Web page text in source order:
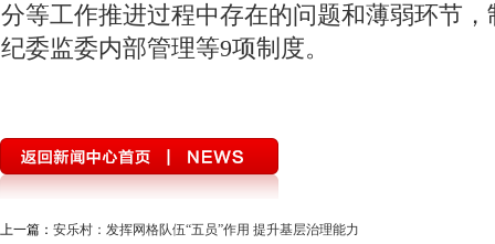
分等工作推进过程中存在的问题和薄弱环节
纪委监委内部管理等9项制度。
上一篇： 安乐村：发挥网格队伍“五员”作用 提升基层治理能力